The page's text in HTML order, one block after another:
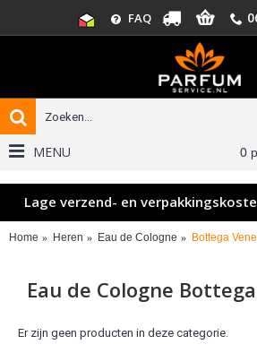
FAQ
0
MENU
Lage verzend- en
Home Heren Eau de Cologne Bottega
Eau de Cologne
Er zijn geen producten in deze categorie.